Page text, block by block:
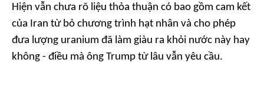
Hiện vẫn chưa rõ liệu thỏa thuận có bao gồm cam kết
của Iran từ bỏ chương trình hạt nhân và cho phép
đưa lượng uranium đã làm giàu ra khỏi nước này hay
không - điều mà ông Trump từ lâu vẫn yêu cầu.